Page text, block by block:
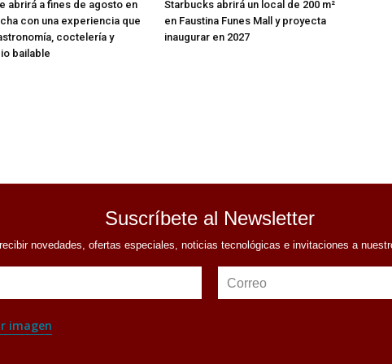
con una experiencia que
coctelería y
bailable
en Faustina Funes Mall y proyecta
Suscríbete al Newsletter
novedades, ofertas especiales, noticias tecnológicas e invitaciones a
Correo
imagen